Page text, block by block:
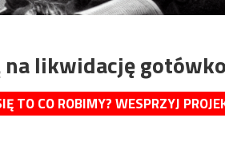
likwidację
TO CO ROBIMY? WESPRZYJ